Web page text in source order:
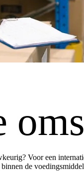
Voor een
de